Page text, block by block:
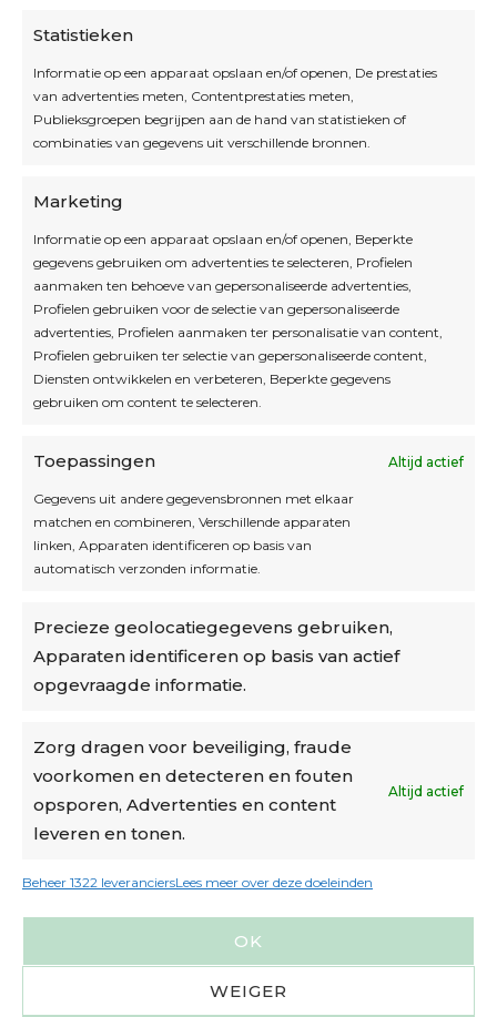
Statistieken
Informatie op een apparaat opslaan en/of openen, De prestaties
van advertenties meten, Contentprestaties meten,
Publieksgroepen begrijpen aan de hand van statistieken of
combinaties van gegevens uit verschillende bronnen.
Marketing
Informatie op een apparaat opslaan en/of openen, Beperkte
gegevens gebruiken om advertenties te selecteren, Profielen
aanmaken ten behoeve van gepersonaliseerde advertenties,
Profielen gebruiken voor de selectie van gepersonaliseerde
advertenties, Profielen aanmaken ter personalisatie van content,
Profielen gebruiken ter selectie van gepersonaliseerde content,
Diensten ontwikkelen en verbeteren, Beperkte gegevens
gebruiken om content te selecteren.
Toepassingen Altijd actief
Gegevens uit andere gegevensbronnen met elkaar
matchen en combineren, Verschillende apparaten
linken, Apparaten identificeren op basis van
automatisch verzonden informatie.
Precieze geolocatiegegevens gebruiken,
Apparaten identificeren op basis van actief
opgevraagde informatie.
Zorg dragen voor beveiliging, fraude
voorkomen en detecteren en fouten
opsporen, Advertenties en content
leveren en tonen.
Altijd actief
Beheer 1322 leveranciersLees meer over deze doeleinden
OK
WEIGER
Openingsuren
Blijf op de hoogte
Interesse in leuke kadotips of toffe acties?
Laat dan hier je mailadres achter.
Algemene voorwaarden
Cookiebeleid
Accountinstellingen
Verzending
€6,50-€7,50 via Bpost